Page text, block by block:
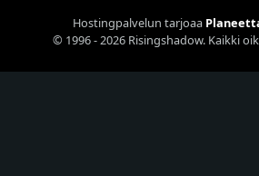
Hostingpalvelun tarjoaa
© 1996 - 2026 Risingshadow. Kaikki